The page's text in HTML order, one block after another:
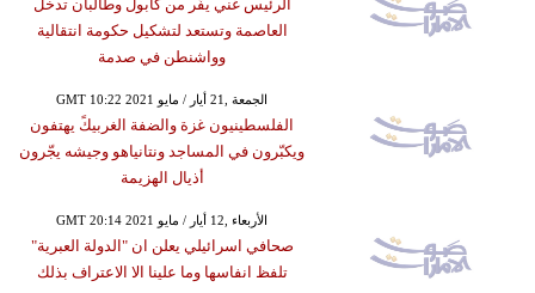
الرئيس غني يفّر من كابول وطالبان تدخل
العاصمة وتستعد لتشكيل حكومة انتقالية
وواشنطن في صدمة
GMT 10:22 2021 الجمعة ,21 أيار / مايو
الفلسطينيون غزة والضفة الغربيكً يهتفون
ويكبّرون في المساجد ونتانياهو وجيشه يجّرون
أذيال الهزيمة
GMT 20:14 2021 الأربعاء ,12 أيار / مايو
صحافي اسرائيلي يعلن ان "الدولة العبرية"
تلفظ انفاسها وما علينا الا الاعتراف بذلك